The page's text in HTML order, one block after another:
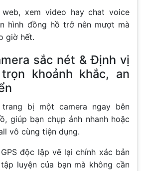
xem video hay chat voice
hình đồng hồ trở nên mượt mà
giờ hết.
sắc nét & Định vị
khoảnh khắc, an
bị một camera ngay bên
giúp bạn chụp ảnh nhanh hoặc
vô cùng tiện dụng.
độc lập vẽ lại chính xác bản
luyện của bạn mà không cần